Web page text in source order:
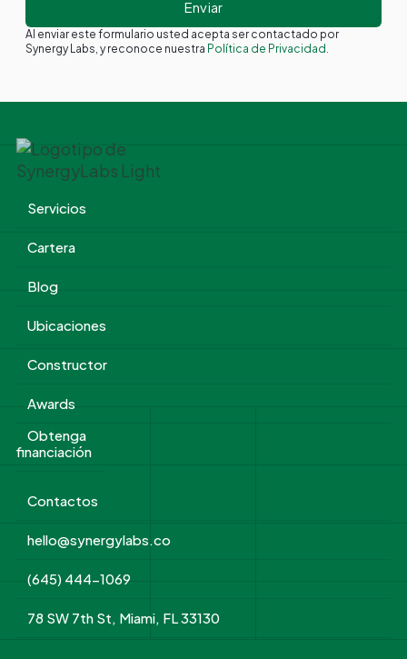
Al enviar este formulario usted acepta ser contactado por
Synergy Labs, y reconoce nuestra Política de Privacidad.
Servicios
Cartera
Blog
Ubicaciones
Constructor
Awards
Obtenga
financiación
Contactos
hello@synergylabs.co
(645) 444-1069
78 SW 7th St, Miami, FL 33130